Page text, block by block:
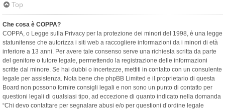
Top
Che cosa è COPPA?
COPPA, o Legge sulla Privacy per la protezione dei minori del 1998, è una legge
statunitense che autorizza i siti web a raccogliere informazioni da i minori di età
inferiore a 13 anni. Per avere tale consenso serve una richiesta scritta da parte
del genitore o tutore legale, permettendo la registrazione delle informazioni
scritte dal minore. Se hai dubbi o incertezze, mettiti in contatto con un consulente
legale per assistenza. Nota bene che phpBB Limited e il proprietario di questa
Board non possono fornire consigli legali e non sono un punto di contatto per
questioni legali di qualsiasi tipo, ad eccezione di quanto indicato nella domanda
“Chi devo contattare per segnalare abusi e/o per questioni d’ordine legale